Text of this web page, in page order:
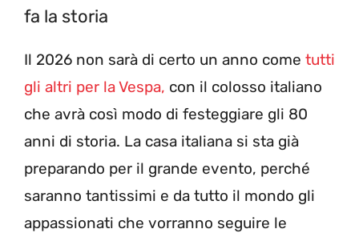
fa la storia
Il 2026 non sarà di certo un anno come tutti
gli altri per la Vespa, con il colosso italiano
che avrà così modo di festeggiare gli 80
anni di storia. La casa italiana si sta già
preparando per il grande evento, perché
saranno tantissimi e da tutto il mondo gli
appassionati che vorranno seguire le